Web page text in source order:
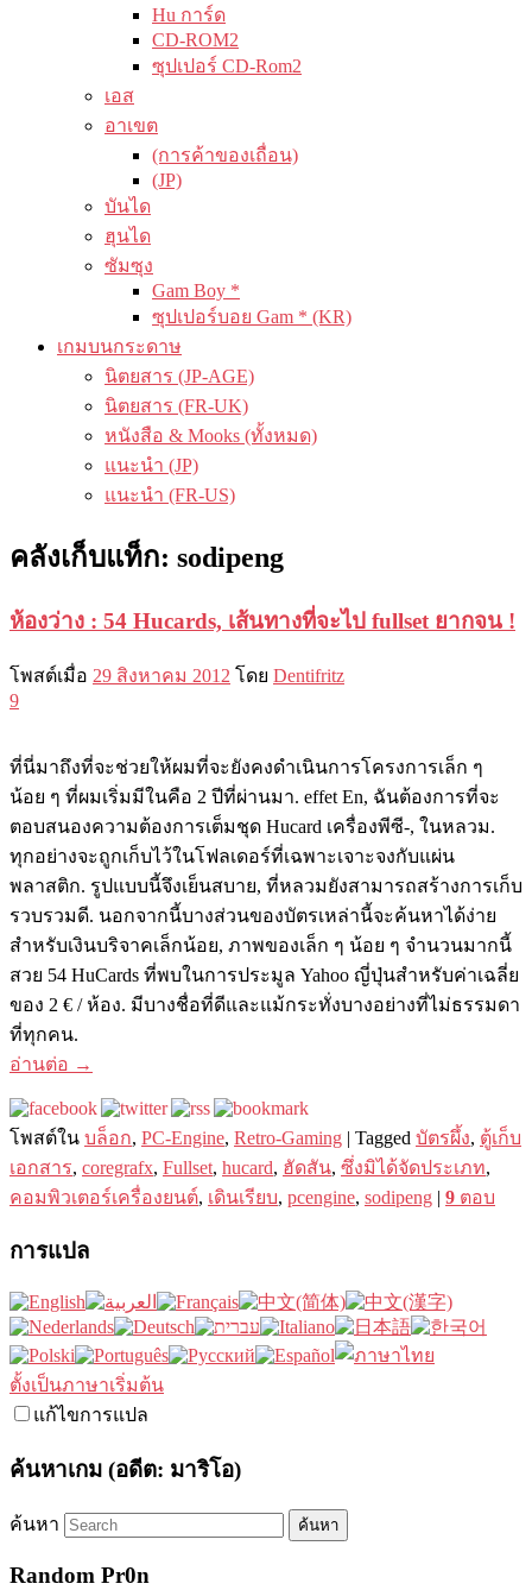
Hu การ์ด
CD-ROM2
ซุปเปอร์ CD-Rom2
เอส
อาเขต
(การค้าของเถื่อน)
(JP)
บันได
ฮุนได
ซัมซุง
Gam Boy *
ซุปเปอร์บอย Gam * (KR)
เกมบนกระดาษ
นิตยสาร (JP-AGE)
นิตยสาร (FR-UK)
หนังสือ & Mooks (ทั้งหมด)
แนะนำ (JP)
แนะนำ (FR-US)
คลังเก็บแท็ก: sodipeng
ห้องว่าง : 54 Hucards, เส้นทางที่จะไป fullset ยากจน !
โพสต์เมื่อ 29 สิงหาคม 2012 โดย Dentifritz
9
ที่นี่มาถึงที่จะช่วยให้ผมที่จะยังคงดำเนินการโครงการเล็ก ๆ
น้อย ๆ ที่ผมเริ่มมีในคือ 2 ปีที่ผ่านมา. effet En, ฉันต้องการที่จะ
ตอบสนองความต้องการเต็มชุด Hucard เครื่องพีซี-, ในหลวม.
ทุกอย่างจะถูกเก็บไว้ในโฟลเดอร์ที่เฉพาะเจาะจงกับแผ่น
พลาสติก. รูปแบบนี้จึงเย็นสบาย, ที่หลวมยังสามารถสร้างการเก็บ
รวบรวมดี. นอกจากนี้บางส่วนของบัตรเหล่านี้จะค้นหาได้ง่าย
สำหรับเงินบริจาคเล็กน้อย, ภาพของเล็ก ๆ น้อย ๆ จำนวนมากนี้
สวย 54 HuCards ที่พบในการประมูล Yahoo ญี่ปุ่นสำหรับค่าเฉลี่ย
ของ 2 € / ห้อง. มีบางชื่อที่ดีและแม้กระทั่งบางอย่างที่ไม่ธรรมดา
ที่ทุกคน.
อ่านต่อ →
โพสต์ใน บล็อก, PC-Engine, Retro-Gaming | Tagged บัตรผึ้ง, ตู้เก็บ
เอกสาร, coregrafx, Fullset, hucard, ฮัดสัน, ซึ่งมิได้จัดประเภท,
คอมพิวเตอร์เครื่องยนต์, เดินเรียบ, pcengine, sodipeng | 9 ตอบ
การแปล
ตั้งเป็นภาษาเริ่มต้น
แก้ไขการแปล
ค้นหาเกม (อดีต: มาริโอ)
ค้นหา
Random Pr0n